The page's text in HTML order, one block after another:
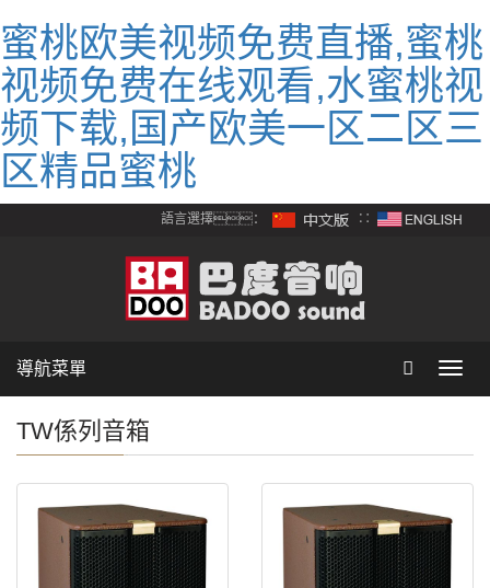
蜜桃欧美视频免费直播,蜜桃
视频免费在线观看,水蜜桃视
频下载,国产欧美一区二区三
区精品蜜桃
語言選擇： ∷
導航菜單
TW係列音箱